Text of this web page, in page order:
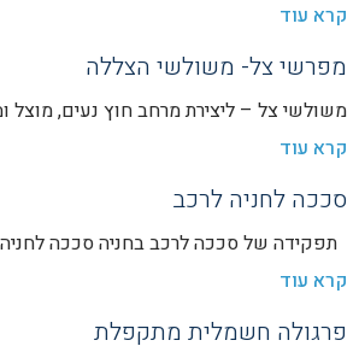
קרא עוד
מפרשי צל- משולשי הצללה
משולשי צל – ליצירת מרחב חוץ נעים, מוצל
קרא עוד
סככה לחניה לרכב
תפקידה של סככה לרכב בחניה סככה
קרא עוד
פרגולה חשמלית מתקפלת